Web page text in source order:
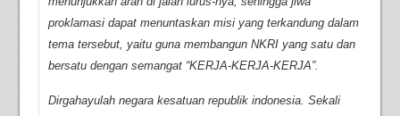
proklamasi dapat menuntaskan misi yang terkandung dalam
tema tersebut, yaitu guna membangun NKRI yang satu dan
bersatu dengan semangat “KERJA-KERJA-KERJA”.
Dirgahayulah negara kesatuan republik indonesia. Sekali